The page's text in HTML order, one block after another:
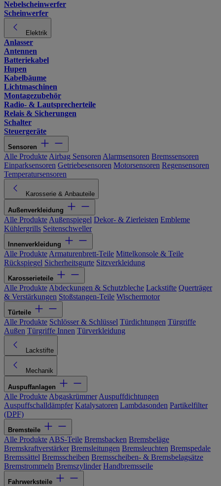
Nebelscheinwerfer
Scheinwerfer
Elektrik
Anlasser
Antennen
Batteriekabel
Hupen
Kabelbäume
Lichtmaschinen
Montagezubehör
Radio- & Lautsprecherteile
Relais & Sicherungen
Schalter
Steuergeräte
Sensoren
Alle Produkte Airbag Sensoren Alarmsensoren Bremssensoren
Einparksensoren Getriebesensoren Motorsensoren Regensensoren
Temperatursensoren
Karosserie & Anbauteile
Außenverkleidung
Alle Produkte Außenspiegel Dekor- & Zierleisten Embleme
Kühlergrills Seitenschweller
Innenverkleidung
Alle Produkte Armaturenbrett-Teile Mittelkonsole & Teile
Rückspiegel Sicherheitsgurte Sitzverkleidung
Karosserieteile
Alle Produkte Abdeckungen & Schutzbleche Lackstifte Querträger
& Verstärkungen Stoßstangen-Teile Wischermotor
Türteile
Alle Produkte Schlösser & Schlüssel Türdichtungen Türgriffe
Außen Türgriffe Innen Türverkleidung
Lackstifte
Mechanik
Auspuffanlagen
Alle Produkte Abgaskrümmer Auspuffdichtungen
Auspuffschalldämpfer Katalysatoren Lambdasonden Partikelfilter
(DPF)
Bremsteile
Alle Produkte ABS-Teile Bremsbacken Bremsbeläge
Bremskraftverstärker Bremsleitungen Bremsleuchten Bremspedale
Bremssättel Bremsscheiben Bremsscheiben- & Bremsbelagsätze
Bremstrommeln Bremszylinder Handbremsseile
Fahrwerksteile